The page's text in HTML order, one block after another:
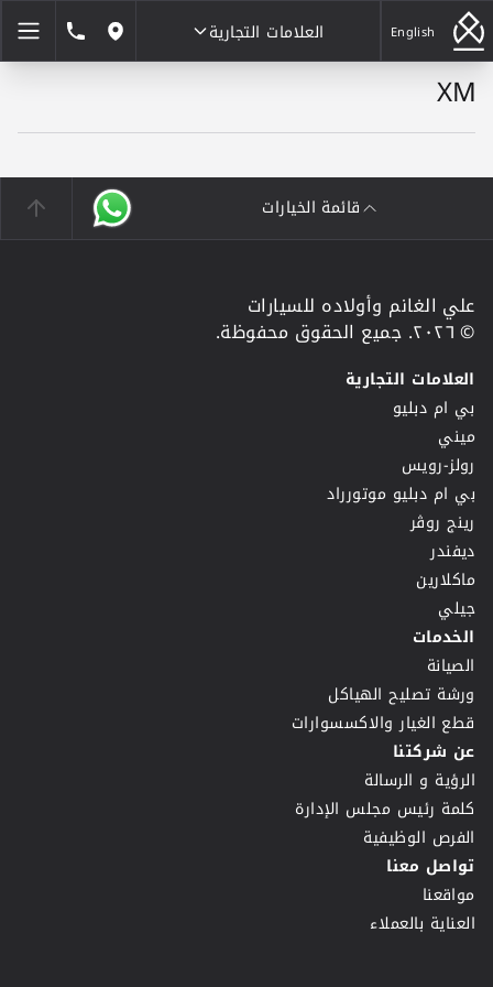
English
العلامات التجارية
مواقعنا
XM
قائمة الخيارات
علي الغانم وأولاده للسيارات
© ٢٠٢٦. جميع الحقوق محفوظة.
العلامات التجارية
بي ام دبليو
ميني
رولز-رويس
بي ام دبليو موتورراد
رينج روڤر
ديفندر
ماكلارين
جيلي
الخدمات
الصيانة
ورشة تصليح الهياكل
قطع الغيار والاكسسوارات
عن شركتنا
الرؤية و الرسالة
كلمة رئيس مجلس الإدارة
الفرص الوظيفية
تواصل معنا
مواقعنا
العناية بالعملاء